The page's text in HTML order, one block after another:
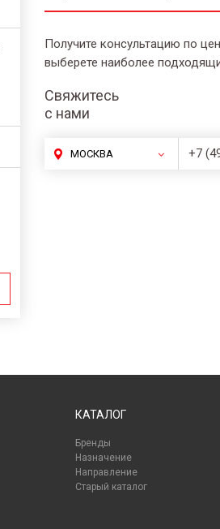
Получите консультацию по
выберете наиболее
Свяжитесь
с нами
МОСКВА +7
КАТАЛОГ
Бренды
Назначение
Направление
Старый каталог